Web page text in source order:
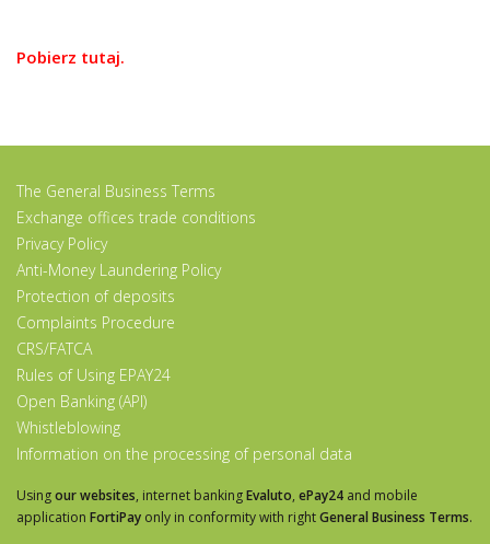
Pobierz tutaj.
The General Business Terms
Exchange offices trade conditions
Privacy Policy
Anti-Money Laundering Policy
Protection of deposits
Complaints Procedure
CRS/FATCA
Rules of Using EPAY24
Open Banking (API)
Whistleblowing
Information on the processing of personal data
Usingour websites, internet bankingEvaluto, ePay24 and mobile
application FortiPay only in conformity with rightGeneral Business Terms.